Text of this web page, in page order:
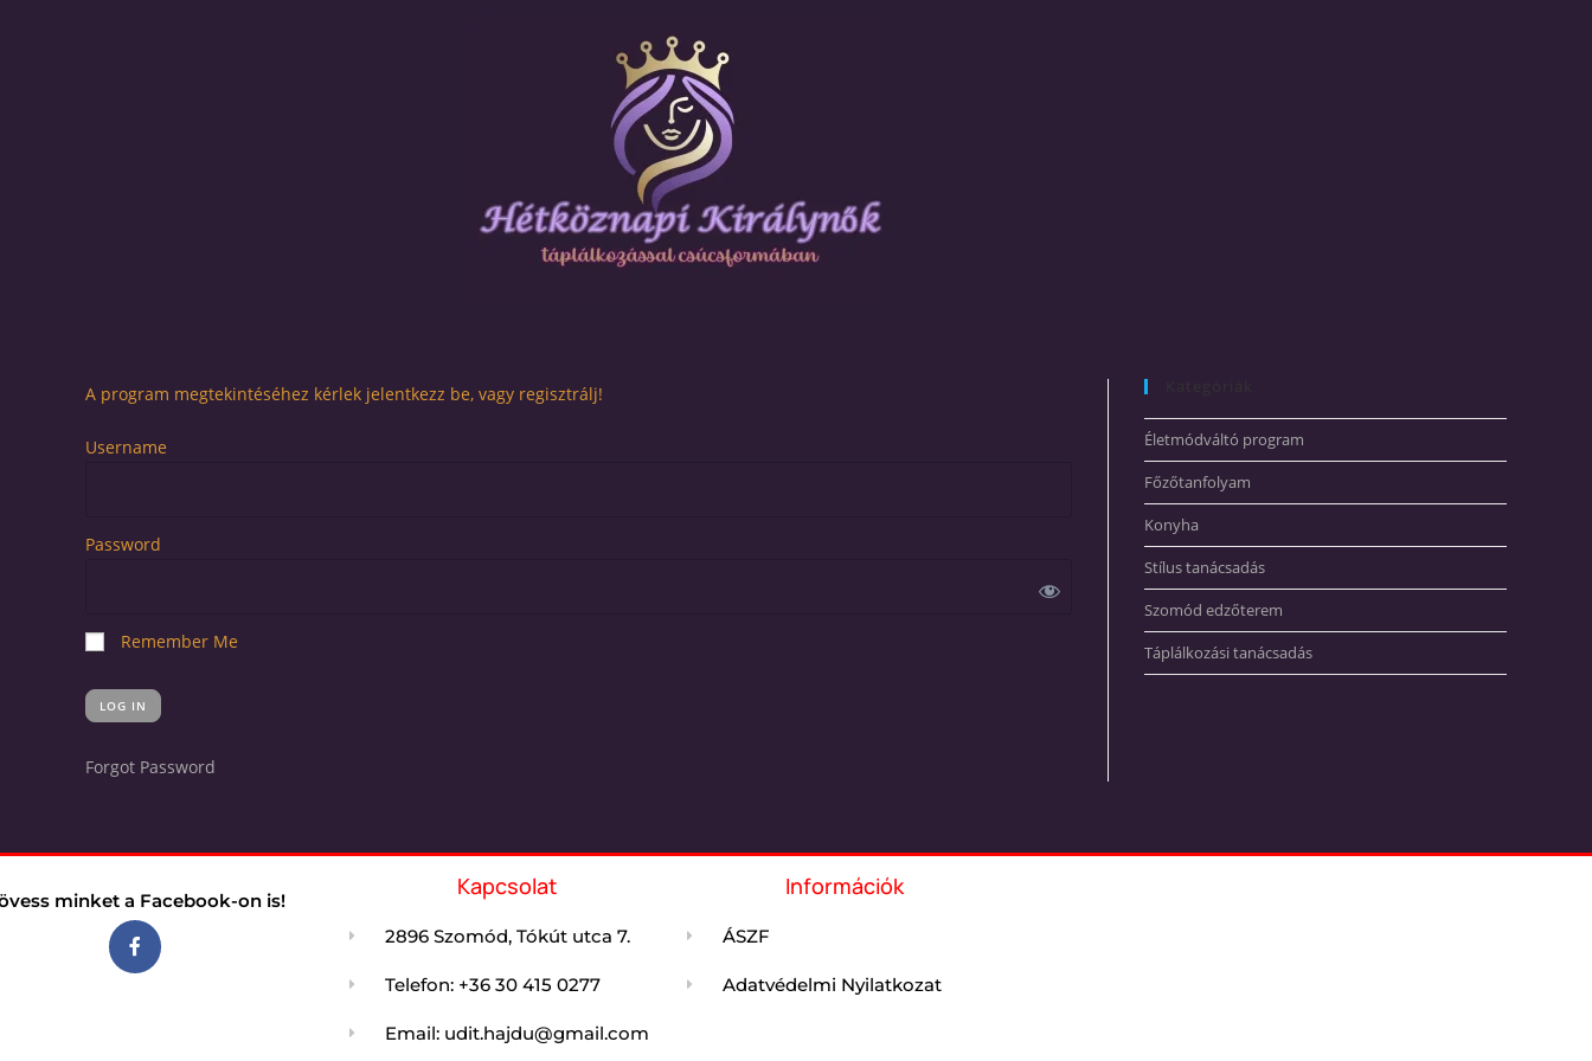
A program megtekintéséhez kérlek jelentkezz be, vagy regisztrálj!
Username
Password
Remember Me
Forgot Password
Életmódváltó program
Főzőtanfolyam
Konyha
Stílus tanácsadás
Szomód edzőterem
Táplálkozási tanácsadás
minket a Facebook-on is!
Kapcsolat
2896 Szomód, Tókút utca 7.
Telefon: +36 30 415 0277
Email: udit.hajdu@gmail.com
Információk
ÁSZF
Adatvédelmi Nyilatkozat